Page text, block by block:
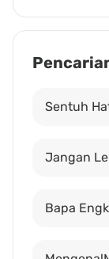
Sentuh
Jangan
Bapa